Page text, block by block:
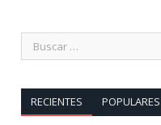
RECIENTES POPULARES